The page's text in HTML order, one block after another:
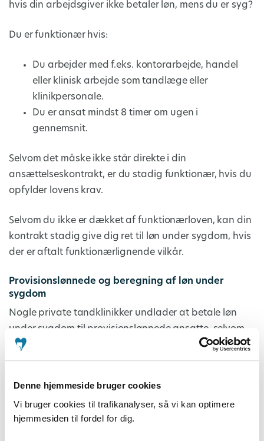
Denne hjemmeside bruger cookies
Vi bruger cookies til trafikanalyser, så vi kan optimere
hjemmesiden til fordel for dig.
hvis din arbejdsgiver ikke betaler løn, mens du er syg?
Du er funktionær hvis:
Du arbejder med f.eks. kontorarbejde, handel
eller klinisk arbejde som tandlæge eller
klinikpersonale.
Du er ansat mindst 8 timer om ugen i
gennemsnit.
Selvom det måske ikke står direkte i din
ansættelseskontrakt, er du stadig funktionær, hvis du
opfylder lovens krav.
Selvom du ikke er dækket af funktionærloven, kan din
kontrakt stadig give dig ret til løn under sygdom, hvis
der er aftalt funktionærlignende vilkår.
Provisionslønnede og beregning af løn under
sygdom
Nogle private tandklinikker undlader at betale løn
under sygdom til provisionslønnede ansatte, selvom
de har ret til det. ATO oplever, at dette ofte skyldes, at
arbejdsgiverne synes, det er svært at beregne lønnen,
ATO og Tandlægeforeningen er enige om.
Hvad kan du gøre?